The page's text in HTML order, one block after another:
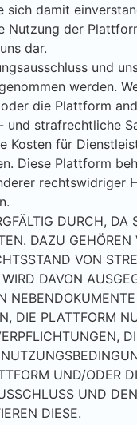
damit
Nutzung der
dar.
und
werden.
die Plattform
strafrechtliche
Kosten für
Diese Plattform
rechtswidriger
DURCH,
DAZU
VON
DAVON
DIE PLATTFORM
UND/ODER
UND
DIESE.